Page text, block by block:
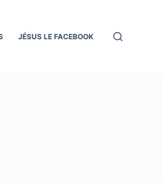
JÉSUS LE FACEBOOK